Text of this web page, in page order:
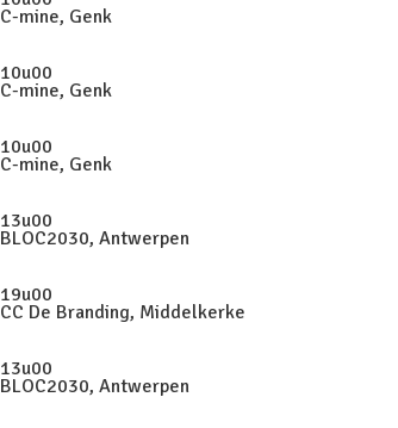
C-mine, Genk
10u00
C-mine, Genk
10u00
C-mine, Genk
13u00
BLOC2030, Antwerpen
19u00
CC De Branding, Middelkerke
13u00
BLOC2030, Antwerpen